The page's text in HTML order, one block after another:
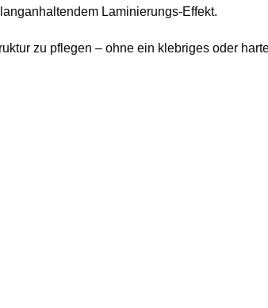
Laminierungs-Effekt.
zu pflegen – ohne ein klebriges oder